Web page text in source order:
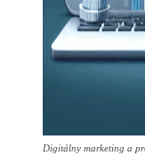
Digitálny marketing a